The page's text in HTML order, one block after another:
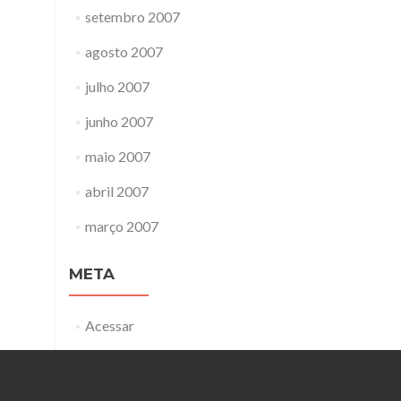
setembro 2007
agosto 2007
julho 2007
junho 2007
maio 2007
abril 2007
março 2007
META
Acessar